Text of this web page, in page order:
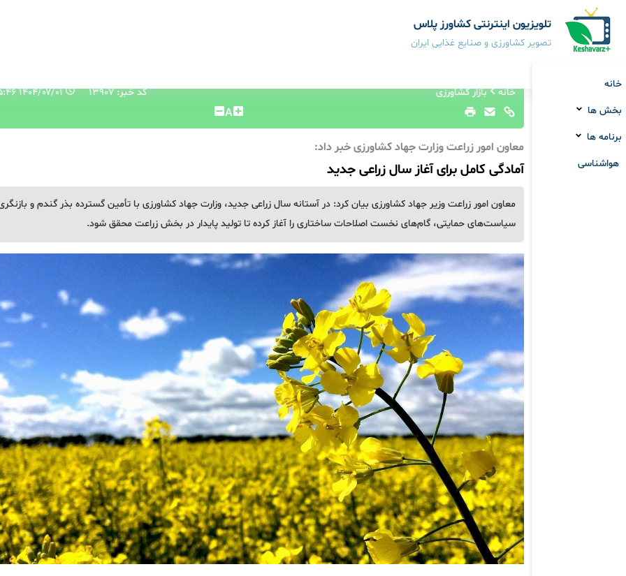
تلویزیون اینترنتی کشاورز پلاس
تصویر کشاورزی و صنایع غذایی ایران
خانه
بخش ها
برنامه ها
هواشناسی
خانه بازار کشاورزی کد خبر: 13907 ۱۴۰۴/۰۷/۰۱ ۱۰:۳۵:۴۶
A
معاون امور زراعت وزارت جهاد کشاورزی خبر داد:
آمادگی کامل برای آغاز سال زراعی جدید
معاون امور زراعت وزیر جهاد کشاورزی بیان کرد: در آستانه سال زراعی جدید، وزارت جهاد کشاورزی با تأمین گسترده بذر گندم و
سیاست‌های حمایتی، گام‌های نخست اصلاحات ساختاری را آغاز کرده تا تولید پایدار در بخش زراعت محقق شود.